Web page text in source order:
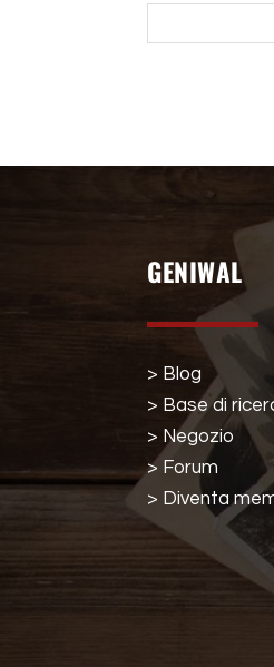
GENIWAL
> Blog
> Base di
> Negozio
> Forum
> Diventa